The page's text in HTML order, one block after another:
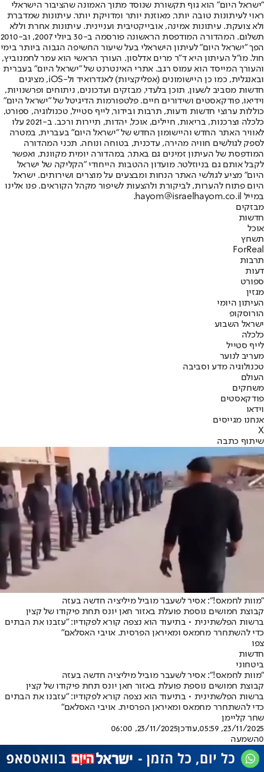
"ישראל היום" הוא גוף תקשורת שנוסד מתוך האמונה שהציבור הישראלי
ראוי לעיתונות טובה יותר, מאוזנת יותר ומדויקת יותר. עיתונות שמדברת
ולא צועקת. עיתונות אמינה, אובייקטיבית ועניינית. עיתונות אחרת וללא
תשלום. המהדורה המודפסת הראשונה פורסמה ב-30 ביולי 2007, וב-2010
הפך "ישראל היום" לעיתון הישראלי בעל שיעור החשיפה הגבוה ביותר בימי
חול. מו"ל העיתון היא ד"ר מרים אדלסון. העורך הראשי הוא עמר לחמנוביץ,
והעורך המייסד הוא עמוס רגב. אתרי האינטרנט של "ישראל היום" בעברית
ובאנגלית, כמו כן היישומונים (אפליקציות) לאנדרואיד ול-iOS, מציגים
חדשות מסביב לשעון, תוכן בלעדי, מבזקים ועדכונים, ניתוחים ופרשנויות,
וידיאו, פודקאסטים ושידורים חיים. פלטפורמות הדיגיטל של "ישראל היום"
כוללות ערוצי חדשות ודעות, תרבות ובידור, לייף סטייל, טכנולוגיה, ספורט,
כלכלה וצרכנות, בריאות, חיילים, אוכל, יהדות, תיירות ורכב. ב-2021 עלו
לאוויר האתר החדש והיישומון החדש של "ישראל היום" בעברית, במטרה
לספק לגולשים חוויה מהירה, עדכנית, בטוחה ונוחה. תכני המהדורה
המודפסת של העיתון זמינים גם באתר, במהדורה יומית מקוונת, ואפשר
לקבל אותם גם בניוזלטר. מועדון ההטבות הייחודי "הקליקה של ישראל
היום" מציע לגולשי האתר הנחות ומבצעים על מוצרים ושירותים. ישראל
היום פתוח להערות, לביקורת ולהצעות לשיפור מקהל הקוראים. פנו אלינו
במייל hayom@israelhayom.co.il.
מבזקים
חדשות
אוכל
תשחץ
ForReal
תרבות
דעות
ספורט
מגזין
העיתון היומי
הורוסקופ
ישראל השבוע
כלכלה
לייף סטייל
מעריב לנוער
טכנולוגיה מדע וסביבה
העולם
משחקים
פודקאסטים
וידאו
אנחנו מגייסים
X
שיתוף כתבה
"מוות לחמאס!": אסיר לשעבר מוביל מיליציה חדשה בעזה
קבוצת חמושים נוספת פועלת באזור חאן יונס תחת פיקודו של קצין
ברשות הפלשתינית • בתיעוד הוא נצפה קורא לפקודיו: "עזבנו את הבתים
כדי להשתחרר מחמאס ומאיראן הפרסית. אויבי האסלאם"
צפו
חדשות
ביטחוני
"מוות לחמאס!": אסיר לשעבר מוביל מיליציה חדשה בעזה
קבוצת חמושים נוספת פועלת באזור חאן יונס תחת פיקודו של קצין
ברשות הפלשתינית • בתיעוד הוא נצפה קורא לפקודיו: "עזבנו את הבתים
כדי להשתחרר מחמאס ומאיראן הפרסית. אויבי האסלאם"
שחר קליימן
23/11/2025, 05:59
,עודכן23/11/2025, 06:00
0השמעה